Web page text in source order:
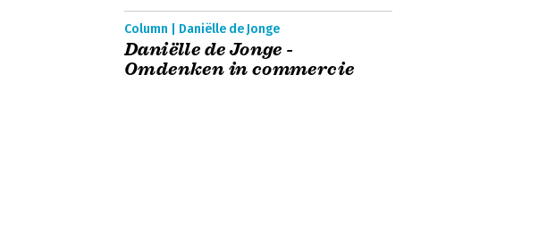
Column | Daniëlle de Jonge
Daniëlle de Jonge -
Omdenken in commercie